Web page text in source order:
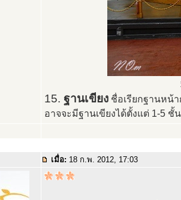
15. ฐานเขียง ชื่อเรียกฐานหน้
อาจจะมีฐานเขียงได้ตั้งแต่ 1-5
เมื่อ: 18 ก.พ. 2012, 17:03